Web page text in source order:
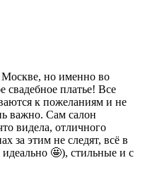
Москве, но именно во
свадебное платье! Все
к пожеланиям и не
важно. Сам салон
видела, отличного
за этим не следят, всё в
идеально 🤩), стильные и с